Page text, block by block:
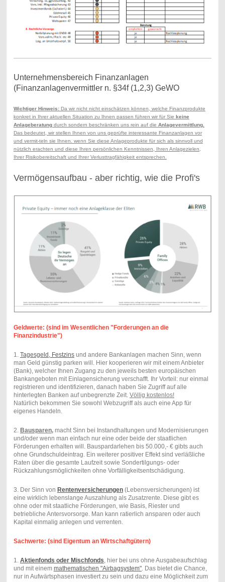
Unternehmensbereich Finanzanlagen
(Finanzanlagenvermittler n. §34f (1,2,3) GeWO
Wichtiger Hinweis:Da wir nicht nicht einschätzen können, welche Finanzprodukte
konkret in Ihrer aktuellen Situation zu Ihnen passen führen wir für Sie keine
Anlageberatungdurch sondern beschränken uns rein auf die Anlagevermittlung.
Das bedeutet, wir stellen Ihnen von uns geprüfte interessante Finanzanlagen vor
und vermit-teln sie Ihnen. wenn Sie diese Anlageprodukte für sich als sinnvoll und
nützlich erachten und diese Ihren persönlichen Kenntnissen, Ihren Anlagezielen,
Ihrer Risikobereitschaft und Ihrer Verlusttragfähigkeit entsprechen.
Vermögensaufbau - aber richtig, wie die Profi's
Geldwerte: (sind im Wesentlichen "Forderungen an die
Finanzindustrie")
1. Tagesgeld, Festzinsund andere Bankanlagen machen Sinn, wenn
man Geld günstig parken will. Hier kooperieren wir mit einem Anbieter
(Bank), welcher Ihnen Zugang zu den jeweils besten europäischen
Bankangeboten mit Einlagensicherung verschafft. Ihr Vorteil: nur einmal
registrieren und identifizieren, danach haben Sie Zugriff auf alle
hinterlegten Banken auf unbegrenzte Zeit. Völlig kostenlos!
Natürlich bekommen Sie sowohl Webzugriff als auch eine App für
eigenes Handeln.
2. Bausparen,macht Sinn bei Instandhaltungen und Modernisierungen
und/oder wenn man einfach nur eine oder beide der staatlichen
Förderungen erhalten will. Bauspardarlehen bis 50.000,- € gibts auch
ohne Grundschuldeintrag. Ein weiterer positiver Effekt sind verläßliche
Raten über die gesamte Laufzeit sowie Sondertilgungs- oder
Rückzahlungsmöglichkeiten ohne Vorfälligkeitsentschädigung.
3. Der Sinn von Rentenversicherungen(Lebensversicherungen) ist
eine wirklich lebenslange Auszahlung als Zusatzrente. Diese gibt es
ohne oder mit staatliche Förderungen, wie Basis, Riester und
betriebliche Antersvorsorge. Man kann ratierlich ansparen oder auch
Kapital einmalig anlegen und verrenten.
Sachwerte: (sind Eigentum an Wirtschaftgütern)
1. Aktienfonds oder Mischfonds, hier bei uns ohne Ausgabeaufschlag
und mit einem mathematischen "Airbagsystem". Das bietet die Chance,
nur in Aufwärtsphasen investiert zu sein und dazu eine Möglichkeit zum